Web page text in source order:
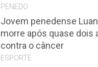
PENEDO
Jovem penedense
morre após quase dois
contra o câncer
ESPORTE